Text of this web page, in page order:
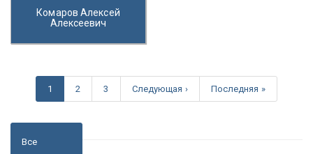
Комаров Алексей
Алексеевич
1 2 3 Следующая › Последняя »
Все